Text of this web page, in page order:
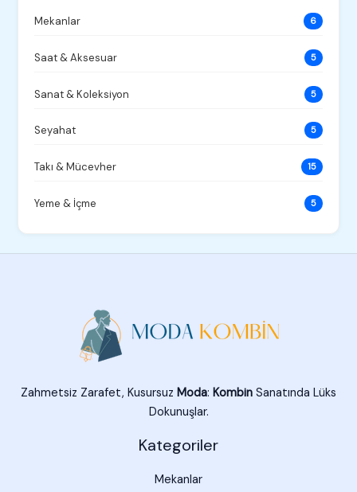
Mekanlar 6
Saat & Aksesuar 5
Sanat & Koleksiyon 5
Seyahat 5
Takı & Mücevher 15
Yeme & İçme 5
Zahmetsiz Zarafet, Kusursuz Moda: Kombin Sanatında Lüks
Dokunuşlar.
Kategoriler
Mekanlar